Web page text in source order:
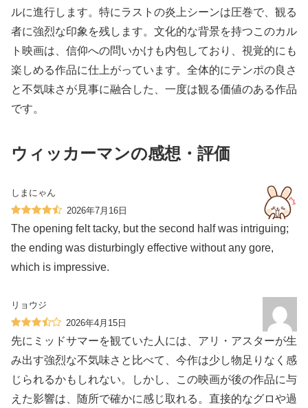
ルに進行します。特にラストの炎上シーンは圧巻で、観る
者に強烈な印象を残します。文化的な背景を持つこのカル
ト映画は、信仰への問いかけも内包しており、視覚的にも
楽しめる作品に仕上がっています。全体的にテンポの良さ
と不気味さが見事に融合した、一度は観る価値のある作品
です。
ウィッカーマンの感想・評価
しまにゃん
2026年7月16日
The opening felt tacky, but the second half was intriguing;
the ending was disturbingly effective without any gore,
which is impressive.
リョウジ
2026年4月15日
先にミッドサマーを観ていた人には、アリ・アスターが生
み出す強烈な不気味さと比べて、今作は少し物足りなく感
じられるかもしれない。しかし、この映画が後の作品に与
えた影響は、随所で確かに感じ取れる。直接的なグロや過